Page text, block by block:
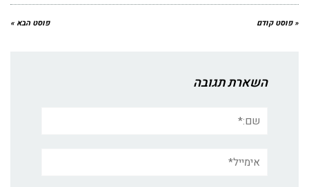
« פוסט קודם פוסט הבא »
השארת תגובה